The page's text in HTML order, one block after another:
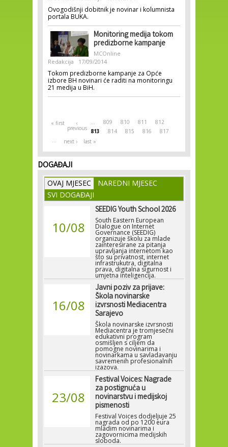
Ovogodišnji dobitnik je novinar i kolumnista
portala BUKA.
Monitoring medija tokom
predizborne kampanje
MCOnline
Redakcija
17/09/2014
Tokom predizborne kampanje za Opće
izbore BH novinari će raditi na monitoringu
21 medija u BiH.
Pages
« first ‹
previous
… 809 810 811
812
813
814 815 816
817
…
next › last »
DOGAĐAJI
OVAJ MJESEC
NAREDNI MJESEC
SVI DOGAĐAJI
10/08
SEEDIG Youth School 2026
South Eastern European
Dialogue on Internet
Governance (SEEDIG)
organizuje školu za mlade
zainteresirane za pitanja
upravljanja internetom kao
što su privatnost, internet
infrastrukutra, digitalna
prava, digitalna sigurnost i
umjetna inteligencija.
16/08
Javni poziv za prijave:
Škola novinarske
izvrsnosti Mediacentra
Sarajevo
Škola novinarske izvrsnosti
Mediacentra je tromjesečni
edukativni program
osmišljen s ciljem da
pomogne novinarima i
novinarkama u savladavanju
savremenih profesionalnih
izazova.
23/08
Festival Voices: Nagrade
za postignuća u
novinarstvu i medijskoj
pismenosti
Festival Voices dodjeljuje 25
nagrada od po 1200 eura
mladim novinarima i
zagovornicima medijskih
sloboda.